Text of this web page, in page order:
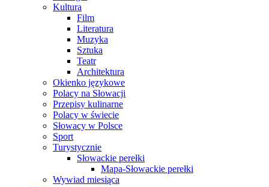
Kultura
Film
Literatura
Muzyka
Sztuka
Teatr
Architektura
Okienko językowe
Polacy na Słowacji
Przepisy kulinarne
Polacy w świecie
Słowacy w Polsce
Sport
Turystycznie
Słowackie perełki
Mapa-Słowackie perełki
Wywiad miesiąca